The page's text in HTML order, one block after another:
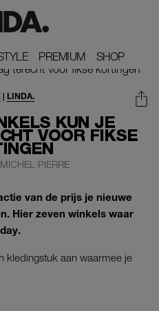
PREMIUM
PREMIUM SHOP
SHOP
KUN JE
VOOR FIKSE
| LINDA.
MICHEL PIERRE
van de prijs je nieuwe
Hier zeven winkels waar
kledingstuk aan waarmee je